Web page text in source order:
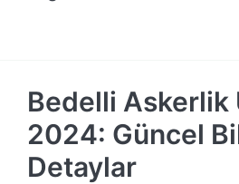
Bedelli Askerlik
2024: Güncel
Detaylar